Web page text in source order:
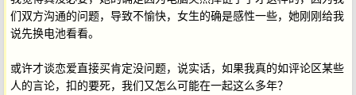
们双方沟通的问题，导致不愉快，女生的确是感性一些，她刚刚给我
说先换电池看看。
或许才谈恋爱直接买肯定没问题，说实话，如果我真的如评论区某些
人的言论，扣的要死，我们又怎么可能在一起这么多年？